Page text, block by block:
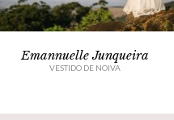
Emannuelle Junqueira
VESTIDO DE NOIVA